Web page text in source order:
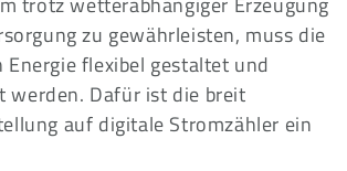
zu gewährleisten, muss die
Energie flexibel gestaltet und
werden. Dafür ist die breit
auf digitale Stromzähler ein